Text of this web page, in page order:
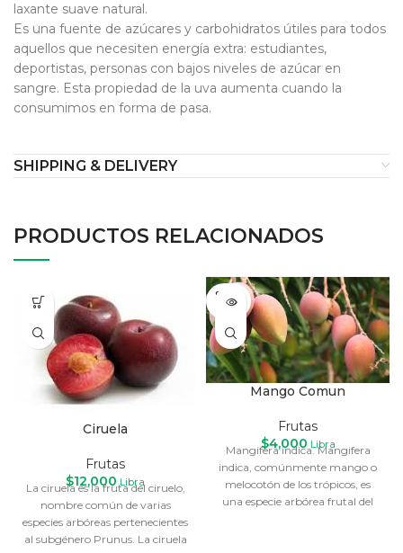
laxante suave natural.
Es una fuente de azúcares y carbohidratos útiles para todos
aquellos que necesiten energía extra: estudiantes,
deportistas, personas con bajos niveles de azúcar en
sangre. Esta propiedad de la uva aumenta cuando la
consumimos en forma de pasa.
SHIPPING & DELIVERY
PRODUCTOS RELACIONADOS
Ciruela
Frutas
$12,000 Libra
La ciruela es la fruta del ciruelo,
nombre común de varias
especies arbóreas pertenecientes
al subgénero Prunus. La ciruela
SOLD
OUT
Mango Comun
Frutas
$4,000 Libra
Mangifera indica. Mangifera
indica, comúnmente mango o
melocotón de los trópicos, es
una especie arbórea frutal del